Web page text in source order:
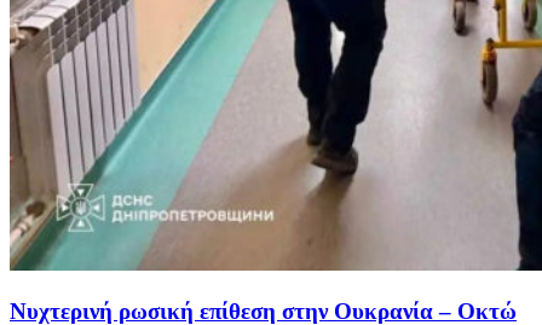
Νυχτερινή ρωσική επίθεση στην Ουκρανία – Οκτώ